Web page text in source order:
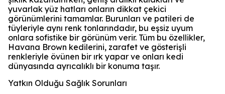
yuvarlak yüz hatları onların dikkat çekici
görünümlerini tamamlar. Burunları ve patileri de
tüyleriyle aynı renk tonlarındadır, bu eşsiz uyum
onlara sofistike bir görünüm verir. Tüm bu özellikler,
Havana Brown kedilerini, zarafet ve gösterişli
renkleriyle övünen bir ırk yapar ve onları kedi
dünyasında ayrıcalıklı bir konuma taşır.
Yatkın Olduğu Sağlık Sorunları